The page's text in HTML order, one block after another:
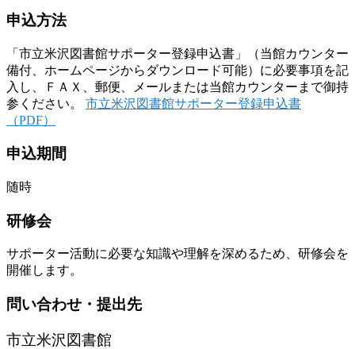
申込方法
「市立米沢図書館サポーター登録申込書」（当館カウンター
備付、ホームページからダウンロード可能）に必要事項を記
入し、ＦＡＸ、郵便、メールまたは当館カウンターまで御持
参ください。 市立米沢図書館サポーター登録申込書
（PDF）
申込期間
随時
研修会
サポーター活動に必要な知識や理解を深めるため、研修会を
開催します。
問い合わせ・提出先
市立米沢図書館